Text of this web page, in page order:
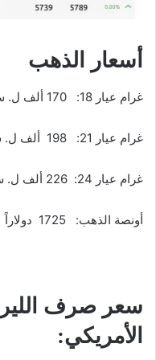
أسعار الذهب
غرام عيار 18: 170 ألف ل. س
غرام عيار 21: 198 ألف ل. س
غرام عيار 24: 226 ألف ل. س
أونصة الذهب: 1725 دولاراً
سعر صرف الليرة
الأمريكي: